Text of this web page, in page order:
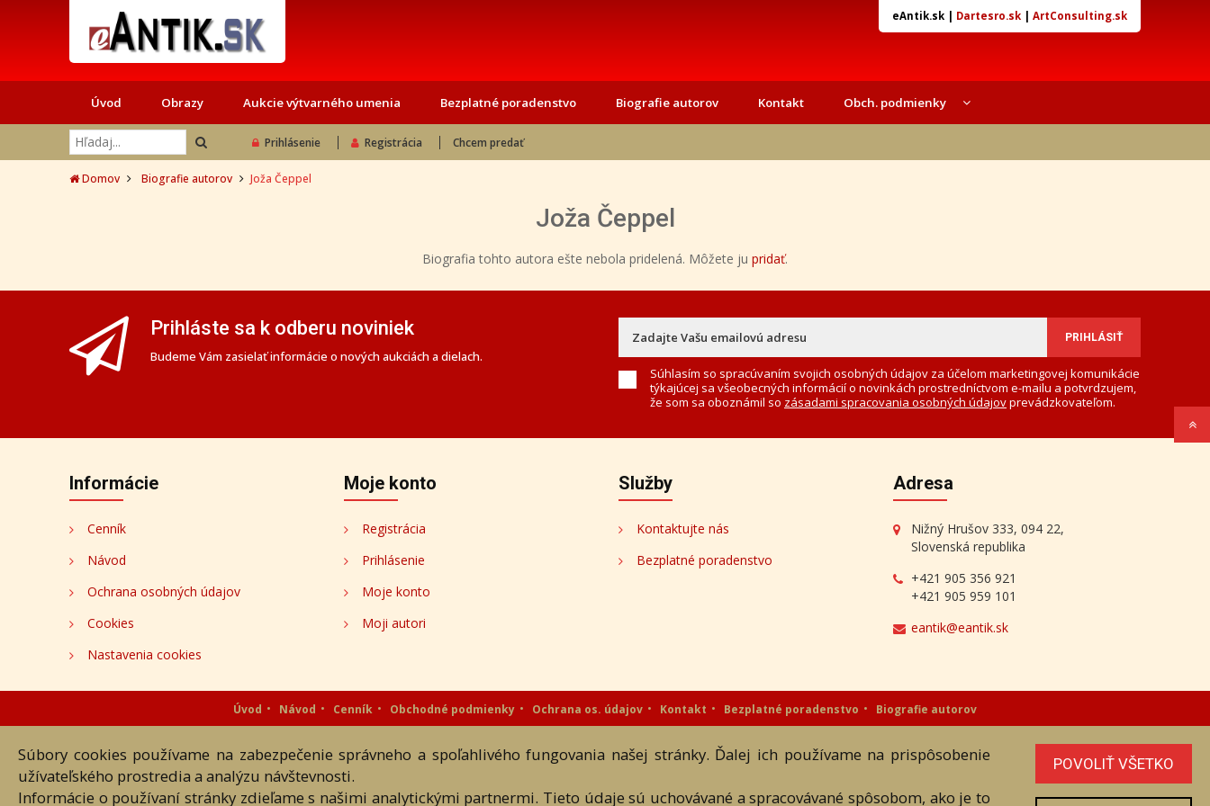
eAntik.sk| Dartesro.sk| ArtConsulting.sk
Úvod Obrazy Aukcie výtvarného umenia Bezplatné poradenstvo Biografie autorov Kontakt Obch. podmienky
Prihlásenie Registrácia Chcem predať
Domov Biografie autorov Joža Čeppel
Joža Čeppel
Biografia tohto autora ešte nebola pridelená. Môžete ju pridať.
Prihláste sa k odberu noviniek
Budeme Vám zasielať informácie o nových aukciách a dielach.
Súhlasím so spracúvaním svojich osobných údajov za účelom marketingovej komunikácie
týkajúcej sa všeobecných informácií o novinkách prostredníctvom e-mailu a potvrdzujem,
že som sa oboznámil so zásadami spracovania osobných údajovprevádzkovateľom.
Informácie
Cenník
Návod
Ochrana osobných údajov
Cookies
Nastavenia cookies
Moje konto
Registrácia
Prihlásenie
Moje konto
Moji autori
Služby
Kontaktujte nás
Bezplatné poradenstvo
Adresa
Nižný Hrušov 333, 094 22,
Slovenská republika
+421 905 356 921
+421 905 959 101
eantik@eantik.sk
Úvod Návod Cenník Obchodné podmienky Ochrana os. údajov Kontakt Bezplatné poradenstvo Biografie autorov
Akékoľvek používanie obrazových a textových súčastí tejto stránky je podmienené výslovným súhlasom jej vlastníka. Všetky práva sú vyhradené.
Súbory cookies používame na zabezpečenie správneho a spoľahlivého fungovania našej stránky. Ďalej ich používame na prispôsobenie
užívateľského prostredia a analýzu návštevnosti.
Informácie o používaní stránky zdieľame s našimi analytickými partnermi. Tieto údaje sú uchovávané a spracovávané spôsobom, ako je to
POVOLIŤ VŠETKO